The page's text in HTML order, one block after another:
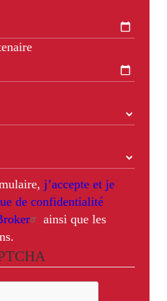
j’accepte et je
de confidentialité
ainsi que les